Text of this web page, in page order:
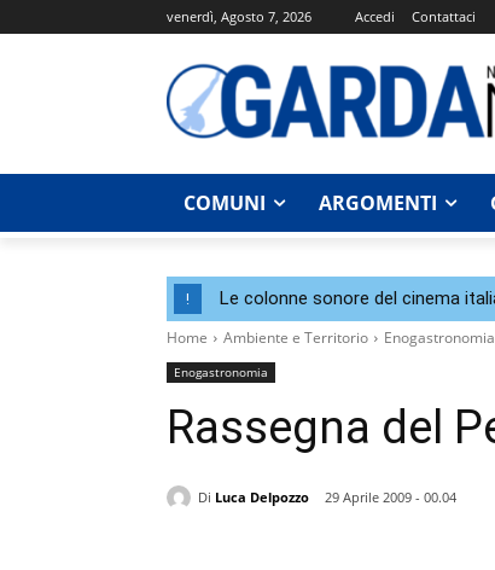
venerdì, Agosto 7, 2026 Accedi Contattaci
COMUNI ARGOMENTI
! Le colonne sonore del cinema
Home Ambiente e Territorio Enogastronomia
Enogastronomia
Rassegna del
Di Luca Delpozzo
29 Aprile 2009 - 00.04